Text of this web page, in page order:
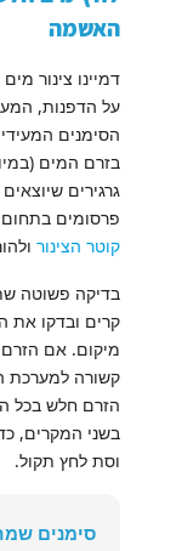
האשמה
דמיינו צינור
על הדפנות,
הסימנים
בזרם המים
גרגירים
פרסומים
קוטר הצינור
בדיקה פשוטה
קרים ובדקו את
מיקום. אם
קשורה למערכת
הזרם חלש בכל
בשני המקרים,
וסת לחץ תקול.
סימנים